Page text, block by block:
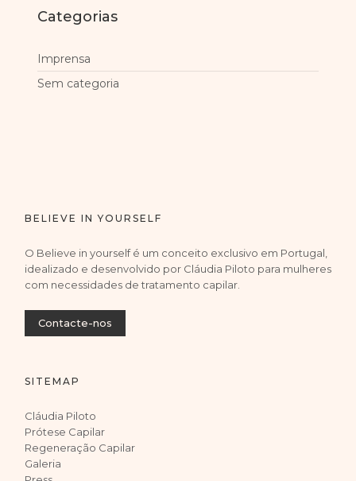
Categorias
Imprensa
Sem categoria
BELIEVE IN YOURSELF
O Believe in yourself é um conceito exclusivo em Portugal,
idealizado e desenvolvido por Cláudia Piloto para mulheres
com necessidades de tratamento capilar.
Contacte-nos
SITEMAP
Cláudia Piloto
Prótese Capilar
Regeneração Capilar
Galeria